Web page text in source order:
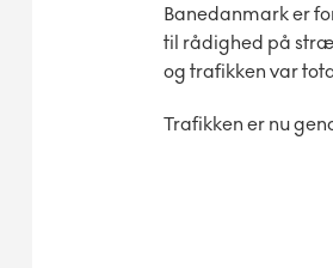
Banedanmark er
til rådighed på
og trafikken var
Trafikken er nu